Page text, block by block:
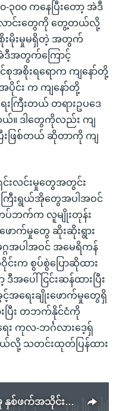
-၃၀၀ ကနေပြီးတော့ အဲဒီ
ောင်းတွေကို တွေ့တယ်လို့
စိုးမိုးမှုမရှိတဲ့ အတွက်
ဒီအတွက်ကြောင့်
စုအစိုးရရောက ကျနော်တို့
င်း က ကျနော်တို့
ကြီးတယ် တရားဥပဒေ
တယ်။ ဒါတွေကိုလည်း ကျ
းဖြစ်တယ် ဆိုတာကို ကျ
င်းလင်းမှုတွေအတွင်း
ြီးရွယ်အိုတွေအပါအဝင်
ပ်ဘက်က လူမျိုးတုန်း
ာက်မှုတွေ ဆိုးဆိုးရွား
ဂအပါအဝင် အမေရိကန်
းက စွပ်စွဲပြောဆိုထား
အပေါ် ငြင်းဆန်ထားပြီး
အရေးချိုးဖောက်မှုတွေရှိ
ပြီး တဘက်နိုင်ငံကို
ကုလ-ဘင်္ဂလားဒေ့ရှ်
ယ်လို့ သတင်းထုတ်ပြန်ထား
ဒေသခံရခိုင်နှစ်ဦး သတ်ဖြတ်ခံရမှု နှစ်ဖက်အသိုင်းအဝိုင်း စိုးရိမ်